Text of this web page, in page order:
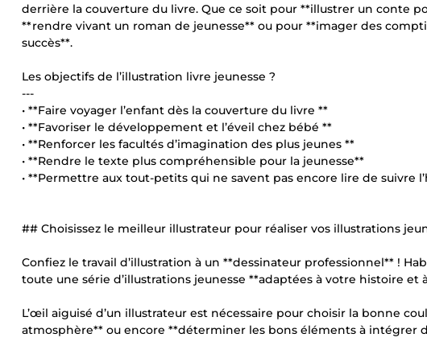
derrière la couverture du livre. Que ce soit pour **illustrer un conte
**rendre vivant un roman de jeunesse** ou pour **imager des
succès**.
Les objectifs de l’illustration livre jeunesse ?
---
• **Faire voyager l’enfant dès la couverture du livre **
• **Favoriser le développement et l’éveil chez bébé **
• **Renforcer les facultés d’imagination des plus jeunes **
• **Rendre le texte plus compréhensible pour la jeunesse**
• **Permettre aux tout-petits qui ne savent pas encore lire de suivre
## Choisissez le meilleur illustrateur pour réaliser vos illustrations
Confiez le travail d’illustration à un **dessinateur professionnel** !
toute une série d’illustrations jeunesse **adaptées à votre histoire et
L’œil aiguisé d’un illustrateur est nécessaire pour choisir la bonne
atmosphère** ou encore **déterminer les bons éléments à intégrer